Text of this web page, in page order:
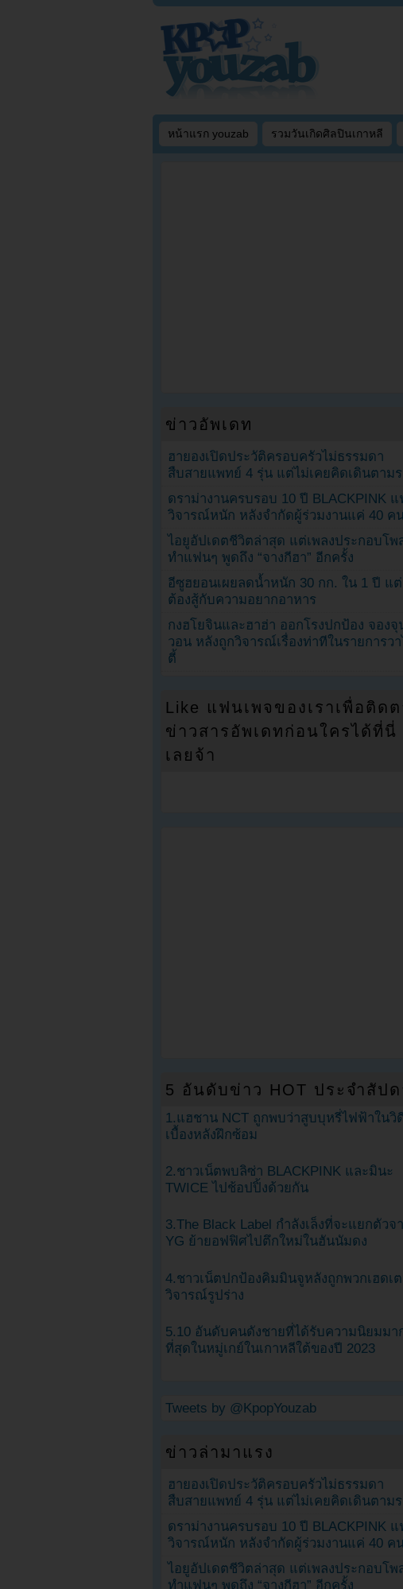
หน้าแรก youzab รวมวันเกิดศิลปินเกาหลี
ข่าวอัพเดท
ฮายองเปิดประวัติครอบครัวไม่ธรรมดา
สืบสายแพทย์ 4 รุ่น แต่ไม่เคยคิดเดินตาม
ดราม่างานครบรอบ 10 ปี BLACKPINK
วิจารณ์หนัก หลังจำกัดผู้ร่วมงานแค่ 40 ค
ไอยูอัปเดตชีวิตล่าสุด แต่เพลงประกอบโพ
ทำแฟนๆ พูดถึง “จางกีฮา” อีกครั้ง
อีซูฮยอนเผยลดน้ำหนัก 30 กก. ใน 1 ปี แต่
ต้องสู้กับความอยากอาหาร
กงฮโยจินและฮาฮ่า ออกโรงปกป้อง จองจุ
วอน หลังถูกวิจารณ์เรื่องท่าทีในรายการวา
ตี้
Like แฟนเพจของเราเพื่อติดต
ข่าวสารอัพเดทก่อนใครได้ที่นี่
เลยจ้า
5 อันดับข่าว HOT ประจำสัปด
1.แฮชาน NCT ถูกพบว่าสูบบุหรี่ไฟฟ้าในวิ
เบื้องหลังฝึกซ้อม
2.ชาวเน็ตพบลิซ่า BLACKPINK และมินะ
TWICE ไปช้อปปิ้งด้วยกัน
3.The Black Label กำลังเล็งที่จะแยกตัวจ
YG ย้ายอฟฟิศไปตึกใหม่ในฮันนัมดง
4.ชาวเน็ตปกป้องคิมมินจูหลังถูกพวกเฮดเ
วิจารณ์รูปร่าง
5.10 อันดับคนดังชายที่ได้รับความนิยมมา
ที่สุดในหมู่เกย์ในเกาหลีใต้ของปี 2023
Tweets by @KpopYouzab
ข่าวล่ามาแรง
ฮายองเปิดประวัติครอบครัวไม่ธรรมดา
สืบสายแพทย์ 4 รุ่น แต่ไม่เคยคิดเดินตาม
ดราม่างานครบรอบ 10 ปี BLACKPINK
วิจารณ์หนัก หลังจำกัดผู้ร่วมงานแค่ 40 ค
ไอยูอัปเดตชีวิตล่าสุด แต่เพลงประกอบโพ
ทำแฟนๆ พูดถึง “จางกีฮา” อีกครั้ง